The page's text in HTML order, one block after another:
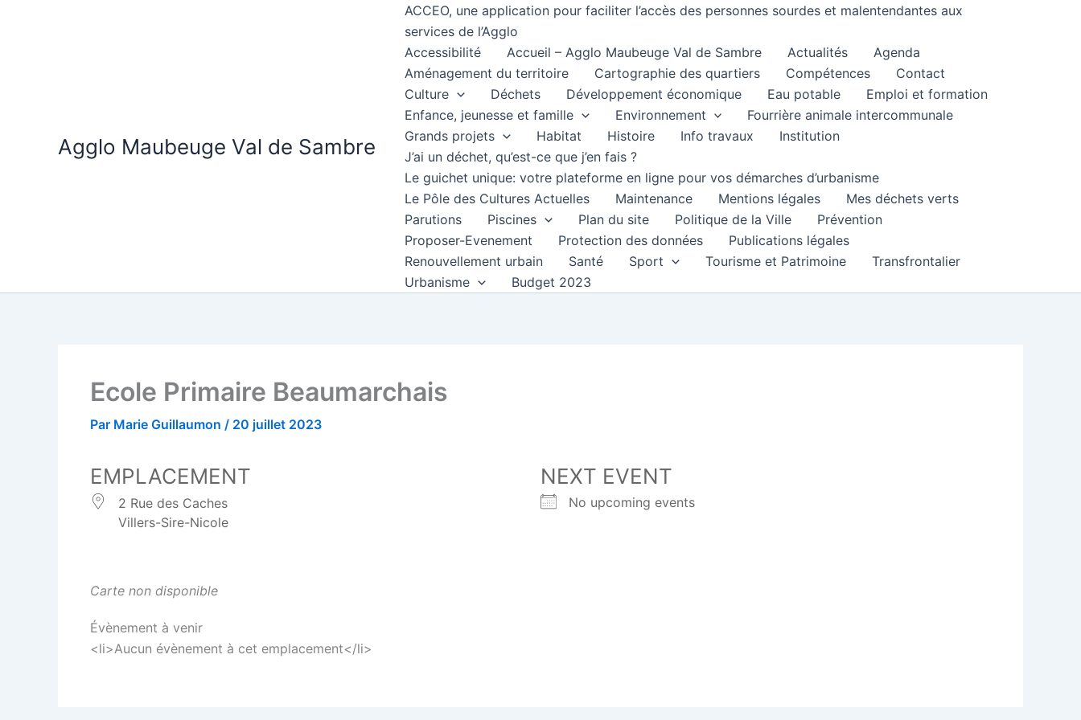
Agglo Maubeuge Val de Sambre
ACCEO, une application pour faciliter l’accès des personnes sourdes et malentendantes aux
services de l’Agglo
Accessibilité
Accueil – Agglo Maubeuge Val de Sambre Actualités
Agenda
Aménagement du territoire
Cartographie des quartiers Compétences
Contact
Culture
Déchets Développement économique Eau potable
Emploi et formation
Enfance, jeunesse et famille
Environnement
Fourrière animale intercommunale
Grands projets
Habitat Histoire Info travaux
Institution
J’ai un déchet, qu’est-ce que j’en fais ?
Le guichet unique: votre plateforme en ligne pour vos démarches d’urbanisme
Le Pôle des Cultures Actuelles
Maintenance Mentions légales
Mes déchets verts
Parutions
Piscines Plan du site Politique de la Ville
Prévention
Proposer-Evenement
Protection des données
Publications légales
Renouvellement urbain
Santé Sport Tourisme et Patrimoine
Transfrontalier
Urbanisme
Budget 2023
Ecole Primaire Beaumarchais
Par Marie Guillaumon / 20 juillet 2023
EMPLACEMENT
2 Rue des Caches
Villers-Sire-Nicole
NEXT EVENT
No upcoming events
Carte non disponible
Évènement à venir
<li>Aucun évènement à cet emplacement</li>